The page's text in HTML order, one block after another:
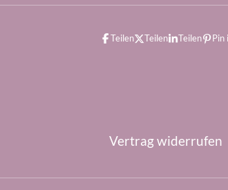
Teilen Teilen Teilen Pin
Vertrag widerrufen